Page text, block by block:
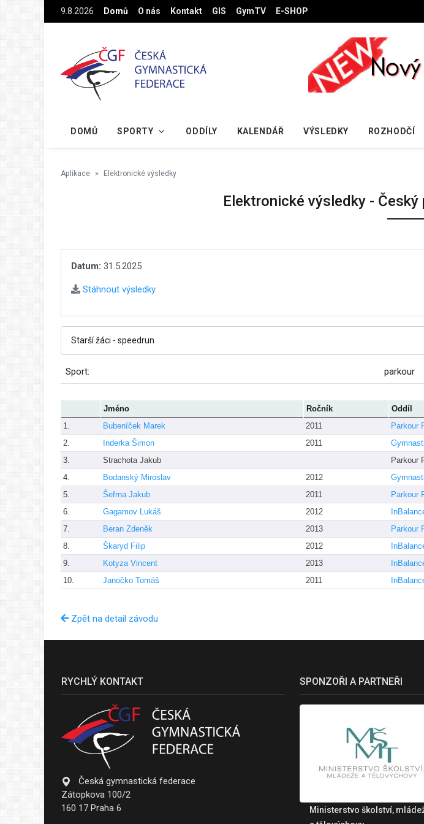
Na hlavní obsah9.8.2026 Domů O nás Kontakt GIS GymTV E-SHOP
DOMŮ SPORTY ODDÍLY KALENDÁŘ VÝSLEDKY ROZHODČÍ
Aplikace Elektronické výsledky
Elektronické výsledky -
Datum: 31.5.2025
Stáhnout výsledky
Sport: parkour
Jméno Ročník Oddíl
1.
Bubeníček Marek 2011 Parkour
2.
Inderka Šimon 2011
3.
Strachota Jakub Parkour
4.
Bodanský Miroslav 2012
5.
Šefrna Jakub 2011 Parkour
6.
Gagamov Lukáš 2012
7.
Beran Zdeněk 2013 Parkour
8.
Škaryd Filip 2012
9.
Kotyza Vincent 2013
10.
Janočko Tomáš 2011
Zpět na detail závodu
RYCHLÝ KONTAKT
Česká gymnastická federace
Zátopkova 100/2
160 17 Praha 6
SPONZOŘI A PARTNEŘI
Ministerstvo školství,